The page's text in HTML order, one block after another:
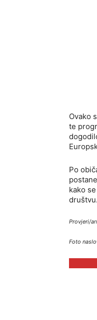
Ovako
te
Po
kako
društvu.
Provjeri/
Foto